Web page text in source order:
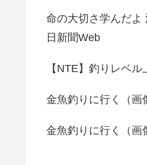
命の大切さ学んだよ
日新聞Web
【NTE】釣りレベ
金魚釣りに行く（画
金魚釣りに行く（画